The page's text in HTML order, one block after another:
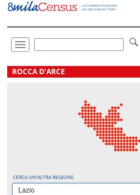
Vai
direttamente
Toggle
navigation
.
ROCCA D'ARCE
CERCA UN'ALTRA REGIONE
Lazio